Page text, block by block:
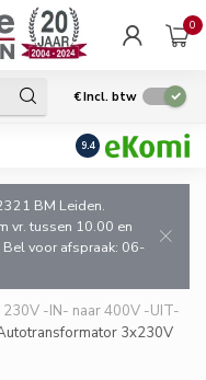
0
€Incl. btw
Uitsluitend goede
en de vakman!
9.4
BM Leiden.
vr. tussen 10.00 en
voor afspraak: 06-
-IN- naar 400V -UIT-
3x230V